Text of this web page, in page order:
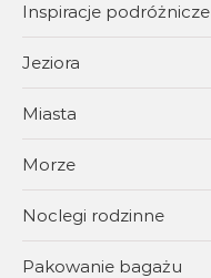
Inspiracje podróżnicze
Jeziora
Miasta
Morze
Noclegi rodzinne
Pakowanie bagażu